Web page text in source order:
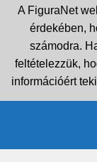
A FiguraNet
érdekében,
számodra.
feltételezzük,
információért